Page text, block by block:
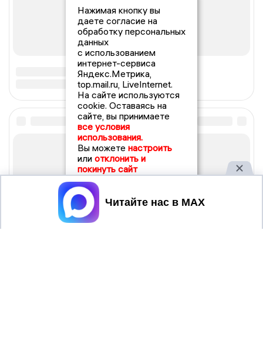
Нажимая кнопку вы
даете согласие на
обработку персональных
данных
с использованием
интернет-сервиса
Яндекс.Метрика,
top.mail.ru, LiveInternet.
На сайте используются
cookie. Оставаясь на
сайте, вы принимаете
все условия
использования.
Вы можете настроить
или отклонить и
покинуть сайт
Принять